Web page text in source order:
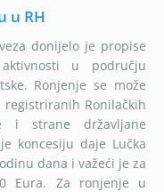
u RH
donijelo je propise
u području
Ronjenje se može
Ronilačkih
i strane državljane
koncesiju daje Lučka
dana i važeći je za
Eura. Za ronjenje u